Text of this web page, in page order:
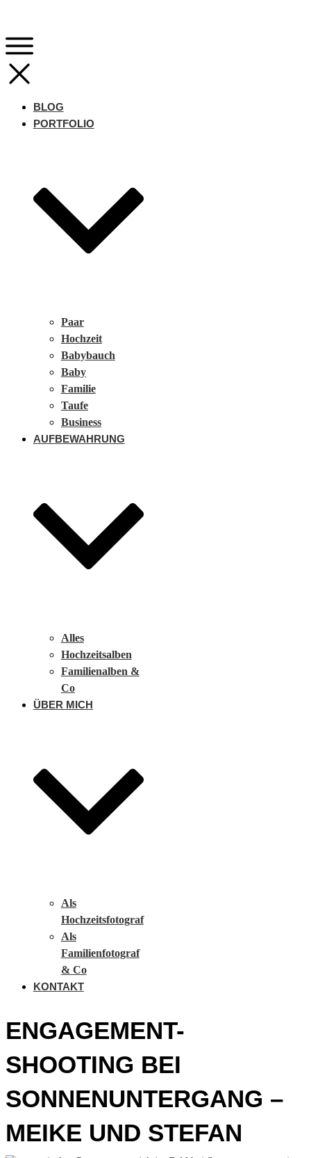
BLOG
PORTFOLIO
Paar
Hochzeit
Babybauch
Baby
Familie
Taufe
Business
AUFBEWAHRUNG
Alles
Hochzeitsalben
Familienalben &
Co
ÜBER MICH
Als
Hochzeitsfotograf
Als
Familienfotograf
& Co
KONTAKT
ENGAGEMENT-
SHOOTING BEI
SONNENUNTERGANG –
MEIKE UND STEFAN